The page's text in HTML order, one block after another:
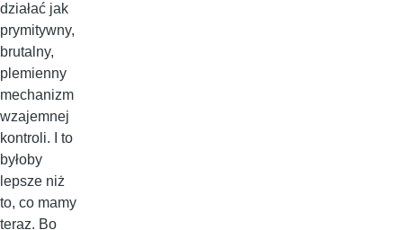
działać jak
prymitywny,
brutalny,
plemienny
mechanizm
wzajemnej
kontroli. I to
byłoby
lepsze niż
to, co mamy
teraz. Bo